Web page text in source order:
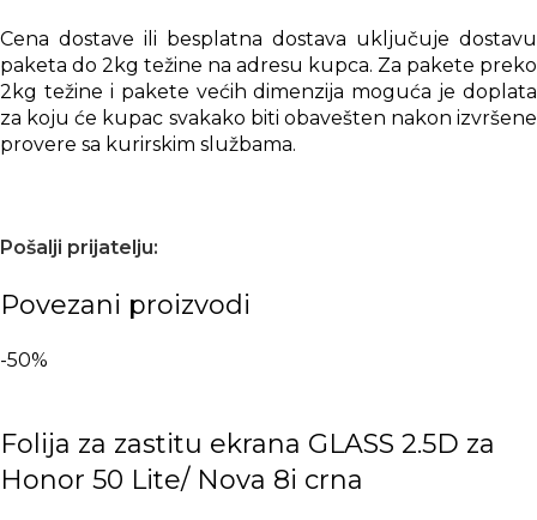
Cena dostave ili besplatna dostava uključuje dostavu
paketa do 2kg težine na adresu kupca. Za pakete preko
2kg težine i pakete većih dimenzija moguća je doplata
za koju će kupac svakako biti obavešten nakon izvršene
provere sa kurirskim službama.
Pošalji prijatelju:
Povezani proizvodi
-50%
Folija za zastitu ekrana GLASS 2.5D za
Honor 50 Lite/ Nova 8i crna